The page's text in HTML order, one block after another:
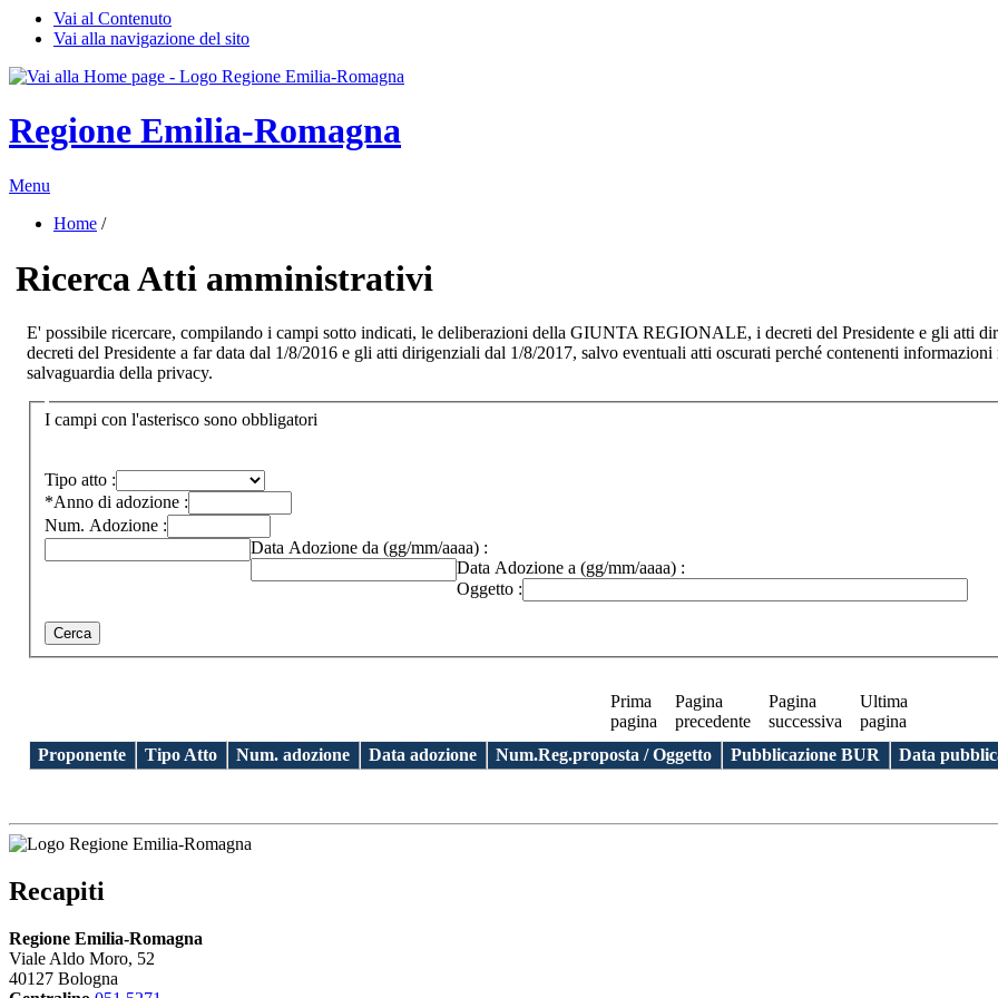
Vai al Contenuto
Vai alla navigazione del sito
Regione Emilia-Romagna
Menu
Home /
Ricerca Atti amministrativi
E' possibile ricercare, compilando i campi sotto indicati, le deliberazioni della GIUNTA REGIONALE, i decreti del Presidente e gli atti
decreti del Presidente a far data dal 1/8/2016 e gli atti dirigenziali dal 1/8/2017, salvo eventuali atti oscurati perché contenenti
salvaguardia della privacy.
I campi con l'asterisco sono obbligatori
Tipo atto :
*Anno di adozione :
Num. Adozione :
Data Adozione da (gg/mm/aaaa) :
Data Adozione a (gg/mm/aaaa) :
Oggetto :
Prima
pagina
Pagina
precedente
Pagina
successiva
Ultima
pagina
Proponente
Tipo Atto Num. adozione Data adozione Num.Reg.proposta / Oggetto Pubblicazione BUR Data
Recapiti
Regione Emilia-Romagna
Viale Aldo Moro, 52
40127 Bologna